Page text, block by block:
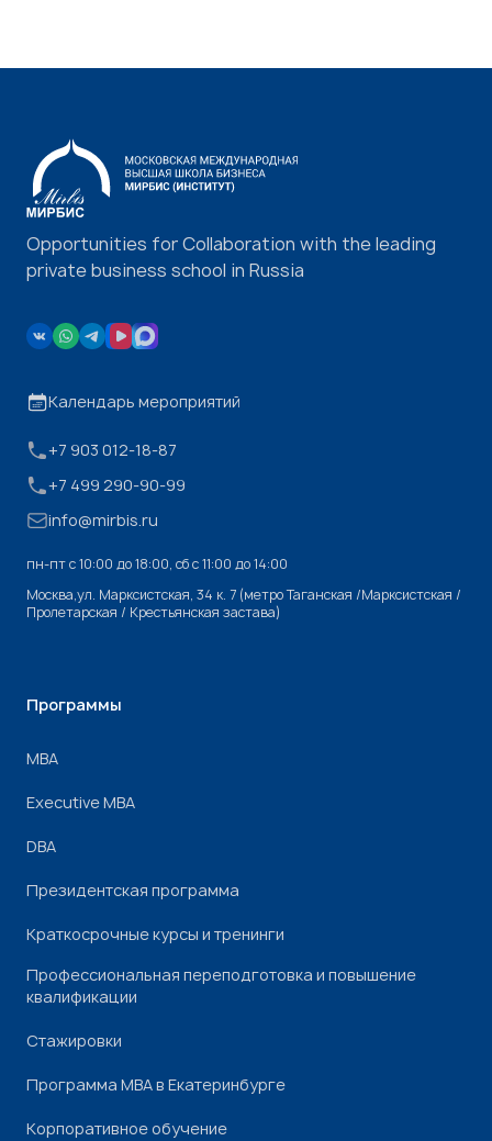
Opportunities for Collaboration with the leading
private business school in Russia
Календарь мероприятий
+7 903 012-18-87
+7 499 290-90-99
info@mirbis.ru
пн-пт с 10:00 до 18:00, cб с 11:00 до 14:00
Москва,ул. Марксистская, 34 к. 7 (метро Таганская /Марксистская /
Пролетарская / Крестьянская застава)
Программы
МВА
Executive MBA
DBA
Президентская программа
Краткосрочные курсы и тренинги
Профессиональная переподготовка и повышение
квалификации
Стажировки
Программа МВА в Екатеринбурге
Корпоративное обучение